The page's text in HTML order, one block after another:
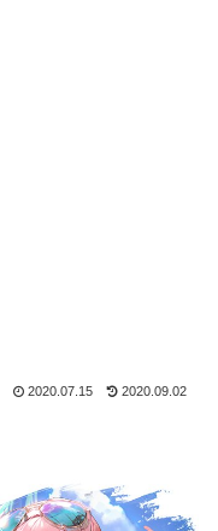
2020.07.15 2020.09.02